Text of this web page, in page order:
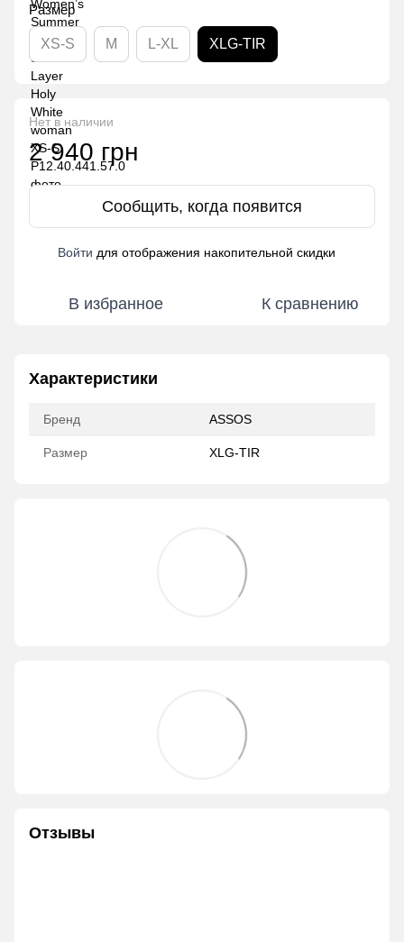
Размер
XS-S M L-XL XLG-TIR
Нет в наличии
2 940 грн
Сообщить, когда появится
Войти для отображения накопительной скидки
В избранное К сравнению
Характеристики
Бренд ASSOS
Размер XLG-TIR
Отзывы